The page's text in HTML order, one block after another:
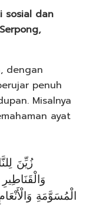
sosial dan
dengan
penuh
Misalnya
ayat
زُيِّنَ
الْمُسَوَّمَةِ